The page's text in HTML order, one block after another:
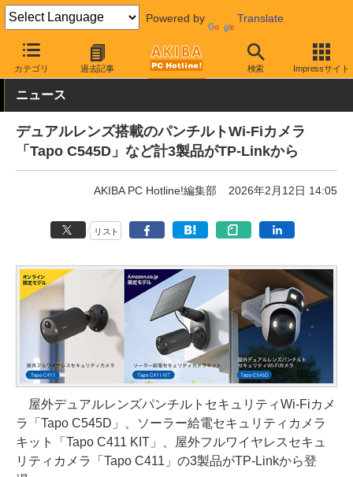
Powered by Translate
カテゴリ 過去記事 検索 Impressサイト
AKIBA PC Hotline! PC周辺機器 Web・ネットワークカメラ ネ
ニュース
デュアルレンズ搭載のパンチルトWi-Fiカメラ
「Tapo C545D」など計3製品がTP-Linkから
AKIBA PC Hotline!編集部 2026年2月12日 14:05
リスト
屋外デュアルレンズパンチルトセキュリティWi-Fiカメ
ラ「Tapo C545D」、ソーラー給電セキュリティカメラ
キット「Tapo C411 KIT」、屋外フルワイヤレスセキュ
リティカメラ「Tapo C411」の3製品がTP-Linkから登